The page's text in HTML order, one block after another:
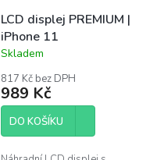
LCD displej PREMIUM |
iPhone 11
Průměrné
produktu
je
4,6
Skladem
817 Kč bez DPH
989 Kč
DO KOŠÍKU